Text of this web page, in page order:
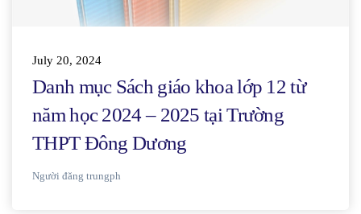
July 20, 2024
Danh mục Sách giáo khoa lớp 12 từ
năm học 2024 – 2025 tại Trường
THPT Đông Dương
Người đăng trungph